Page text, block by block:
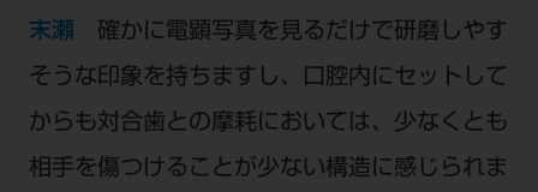
末瀬 確かに電顕写真を見るだけで研磨しやす
そうな印象を持ちますし、口腔内にセットして
からも対合歯との摩耗においては、少なくとも
相手を傷つけることが少ない構造に感じられま